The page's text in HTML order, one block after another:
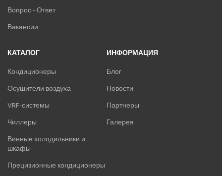
Вопрос - Ответ
Вакансии
КАТАЛОГ
Кондиционеры
Осушители воздуха
VRF-системы
Чиллеры
Винные холодильники и
шкафы
Прецизионные кондиционеры
ИНФОРМАЦИЯ
Блог
Новости
Партнеры
Галерея